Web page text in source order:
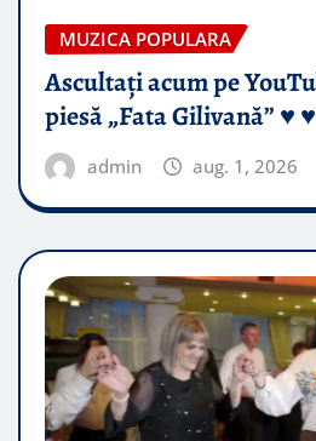
MUZICA POPULARA
Ascultați acum pe
piesă „Fata Gilivană” ♥️ ♥️
admin aug. 1, 2026